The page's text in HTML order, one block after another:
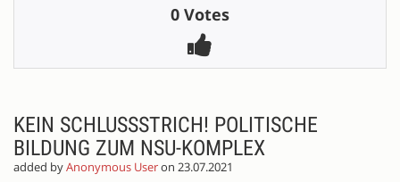
0 Votes
KEIN SCHLUSSSTRICH! POLITISCHE
BILDUNG ZUM NSU-KOMPLEX
added byAnonymous Useron 23.07.2021